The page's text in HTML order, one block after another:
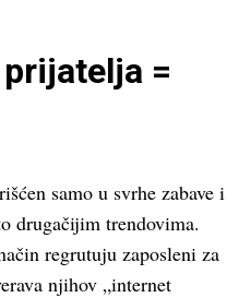
=
samo u svrhe zabave i
drugačijim trendovima.
regrutuju zaposleni za
njihov „internet